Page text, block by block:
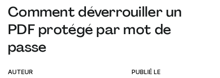
Comment déverrouiller un
PDF protégé par mot de
passe
AUTEUR PUBLIÉ LE